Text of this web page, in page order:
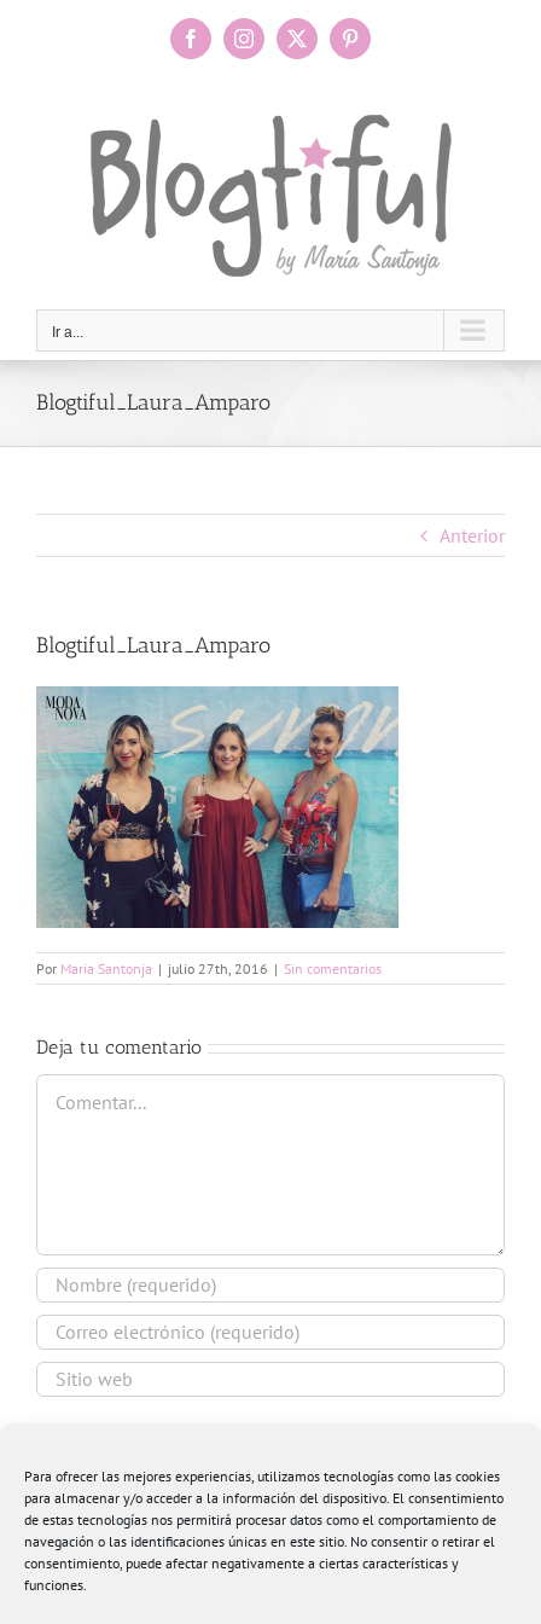
Para ofrecer las mejores experiencias, utilizamos tecnologías como las cookies
para almacenar y/o acceder a la información del dispositivo. El consentimiento
de estas tecnologías nos permitirá procesar datos como el comportamiento de
navegación o las identificaciones únicas en este sitio. No consentir o retirar el
consentimiento, puede afectar negativamente a ciertas características y
funciones.
FacebookInstagram
X Pinterest
Ir a...
Blogtiful_Laura_Amparo
Anterior
Blogtiful_Laura_Amparo
Por Maria Santonja | julio 27th, 2016 | Sin comentarios
Deja tu comentario
Comentar
navegador para la próxima vez que comente.